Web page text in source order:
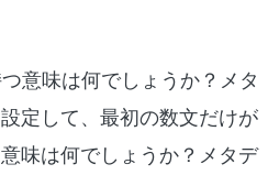
意味は何でしょうか？メタ
定して、最初の数文だけが
味は何でしょうか？メタデ